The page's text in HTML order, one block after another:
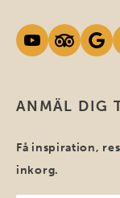
ANMÄL DIG
Få inspiration,
inkorg.